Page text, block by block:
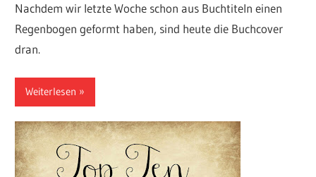
Nachdem wir letzte Woche schon aus Buchtiteln einen
Regenbogen geformt haben, sind heute die Buchcover
dran.
Weiterlesen